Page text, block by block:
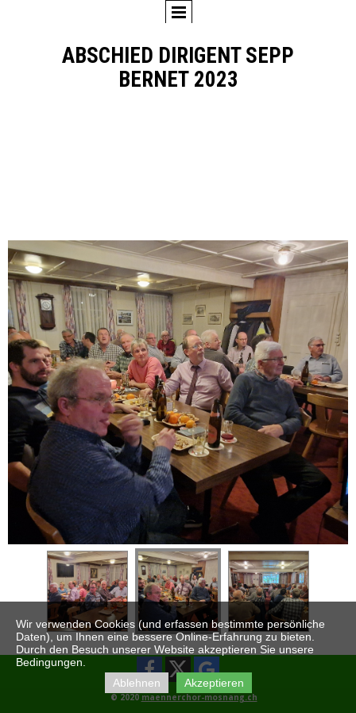
ABSCHIED DIRIGENT SEPP
BERNET 2023
© 2020 maennerchor-mosnang.ch
Wir verwenden Cookies (und erfassen bestimmte persönliche
Daten), um Ihnen eine bessere Online-Erfahrung zu bieten.
Durch den Besuch unserer Website akzeptieren Sie unsere
Bedingungen.
Ablehnen
Akzeptieren